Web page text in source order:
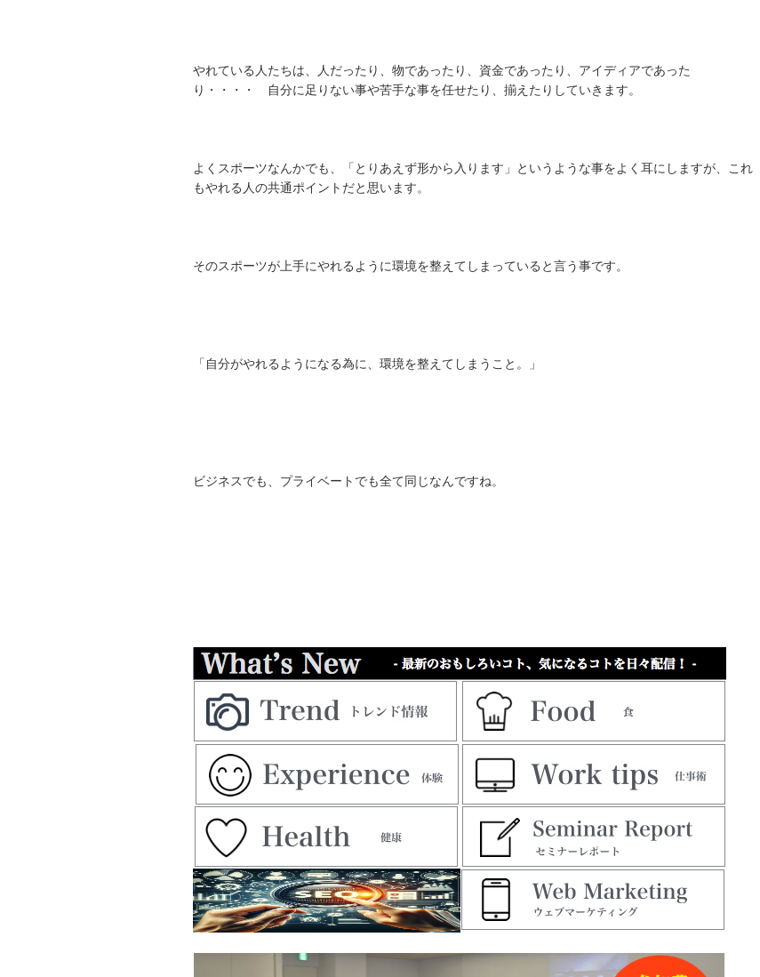
やれている人たちは、人だったり、物であったり、資金であったり、アイディアであった
り・・・・ 自分に足りない事や苦手な事を任せたり、揃えたりしていきます。
よくスポーツなんかでも、「とりあえず形から入ります」というような事をよく耳にしますが、これ
もやれる人の共通ポイントだと思います。
そのスポーツが上手にやれるように環境を整えてしまっていると言う事です。
「自分がやれるようになる為に、環境を整えてしまうこと。」
ビジネスでも、プライベートでも全て同じなんですね。